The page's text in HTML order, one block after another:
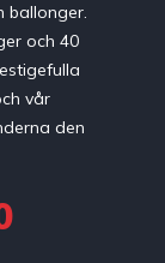
ballonger.
och 40
vår
den